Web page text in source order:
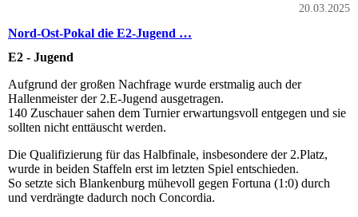
20.03.2025
Nord-Ost-Pokal die E2-Jugend …
E2 - Jugend
Aufgrund der großen Nachfrage wurde erstmalig auch der
Hallenmeister der 2.E-Jugend ausgetragen.
140 Zuschauer sahen dem Turnier erwartungsvoll entgegen und sie
sollten nicht enttäuscht werden.
Die Qualifizierung für das Halbfinale, insbesondere der 2.Platz,
wurde in beiden Staffeln erst im letzten Spiel entschieden.
So setzte sich Blankenburg mühevoll gegen Fortuna (1:0) durch
und verdrängte dadurch noch Concordia.